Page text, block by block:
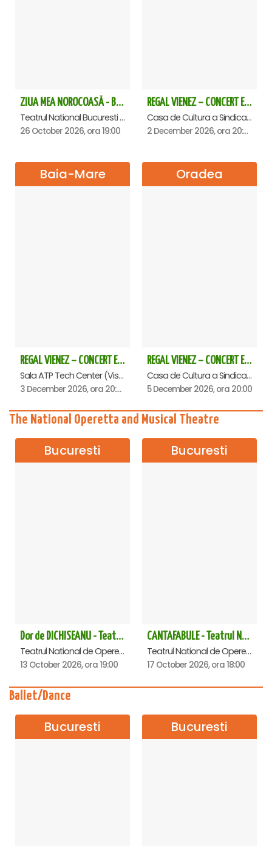
ZIUA MEA NOROCOASĂ - Bucuresti
Teatrul National Bucuresti - Sala Ion Caramitru, Bucuresti
26 October 2026, ora 19:00
REGAL VIENEZ – CONCERT EXTRAORDINAR DE CRACIUN - Satu Mare
Casa de Cultura a Sindicatelor , Satu-Mare
2 December 2026, ora 20:00
Baia-Mare
REGAL VIENEZ – CONCERT EXTRAORDINAR DE CRACIUN - Baia Mare
Sala ATP Tech Center (Vis a vis de Auchan), Baia-Mare
3 December 2026, ora 20:00
Oradea
REGAL VIENEZ – CONCERT EXTRAORDINAR DE CRACIUN - Oradea
Casa de Cultura a Sindicatelor , Oradea
5 December 2026, ora 20:00
The National Operetta and Musical Theatre
Bucuresti
Dor de DICHISEANU - Teatrul Național de Operetă și Musical „Ion Dacian"
Teatrul National de Opereta si Musical Ion Dacian, Bucuresti
13 October 2026, ora 19:00
Bucuresti
CANTAFABULE - Teatrul National de Opereta si Musical
Teatrul National de Opereta si Musical Ion Dacian, Bucuresti
17 October 2026, ora 18:00
Ballet/Dance
Bucuresti Bucuresti